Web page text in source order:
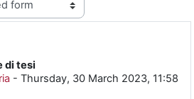
di tesi
- Thursday, 30 March 2023, 11:58